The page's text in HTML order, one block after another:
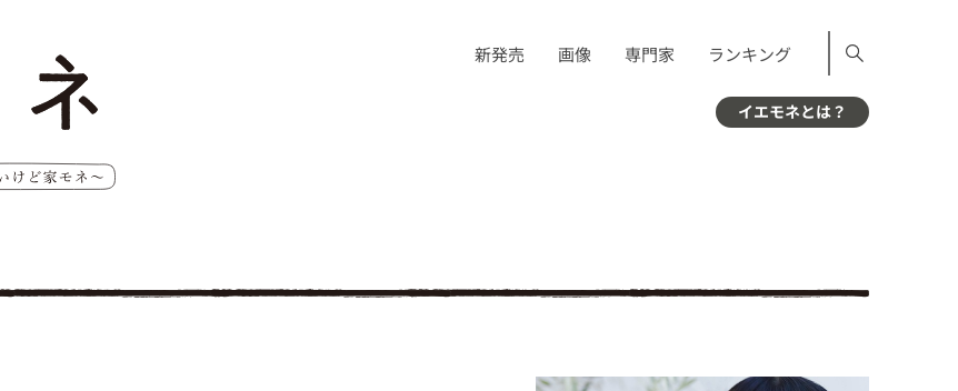
新発売 画像 専門家 ランキング
イエモネとは？